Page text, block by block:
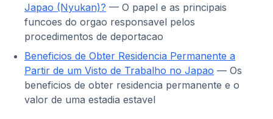
Japao (Nyukan)? — O papel e as principais
funcoes do orgao responsavel pelos
procedimentos de deportacao
Beneficios de Obter Residencia Permanente a
Partir de um Visto de Trabalho no Japao — Os
beneficios de obter residencia permanente e o
valor de uma estadia estavel